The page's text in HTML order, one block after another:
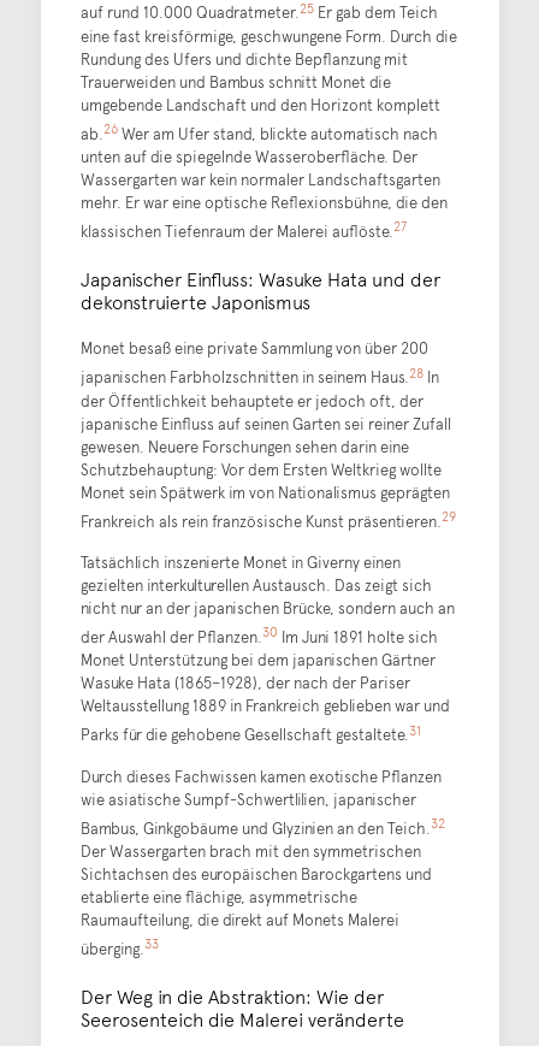
auf rund 10.000 Quadratmeter.25Er gab dem Teich
eine fast kreisförmige, geschwungene Form. Durch die
Rundung des Ufers und dichte Bepflanzung mit
Trauerweiden und Bambus schnitt Monet die
umgebende Landschaft und den Horizont komplett
ab.26Wer am Ufer stand, blickte automatisch nach
unten auf die spiegelnde Wasseroberfläche. Der
Wassergarten war kein normaler Landschaftsgarten
mehr. Er war eine optische Reflexionsbühne, die den
klassischen Tiefenraum der Malerei auflöste.27
Japanischer Einfluss: Wasuke Hata und der
dekonstruierte Japonismus
Monet besaß eine private Sammlung von über 200
japanischen Farbholzschnitten in seinem Haus.28In
der Öffentlichkeit behauptete er jedoch oft, der
japanische Einfluss auf seinen Garten sei reiner Zufall
gewesen. Neuere Forschungen sehen darin eine
Schutzbehauptung: Vor dem Ersten Weltkrieg wollte
Monet sein Spätwerk im von Nationalismus geprägten
Frankreich als rein französische Kunst präsentieren.29
Tatsächlich inszenierte Monet in Giverny einen
gezielten interkulturellen Austausch. Das zeigt sich
nicht nur an der japanischen Brücke, sondern auch an
der Auswahl der Pflanzen.30 Im Juni 1891 holte sich
Monet Unterstützung bei dem japanischen Gärtner
Wasuke Hata (1865–1928), der nach der Pariser
Weltausstellung 1889 in Frankreich geblieben war und
Parks für die gehobene Gesellschaft gestaltete.31
Durch dieses Fachwissen kamen exotische Pflanzen
wie asiatische Sumpf-Schwertlilien, japanischer
Bambus, Ginkgobäume und Glyzinien an den Teich.32
Der Wassergarten brach mit den symmetrischen
Sichtachsen des europäischen Barockgartens und
etablierte eine flächige, asymmetrische
Raumaufteilung, die direkt auf Monets Malerei
überging.33
Der Weg in die Abstraktion: Wie der
Seerosenteich die Malerei veränderte